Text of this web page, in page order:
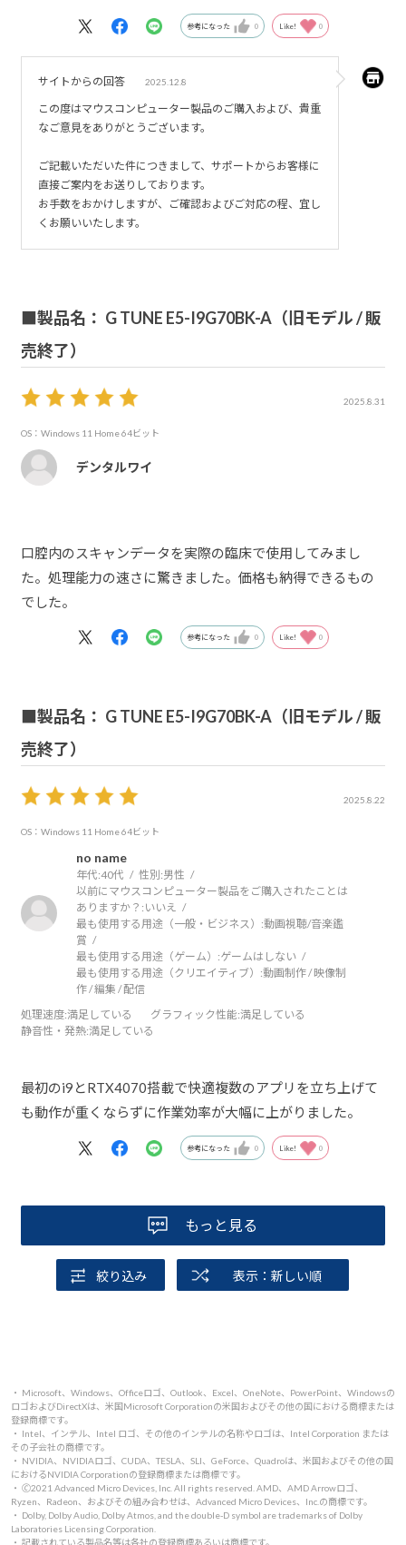
参考になった 0 Like! 0
サイトからの回答 2025.12.8
この度はマウスコンピューター製品のご購入および、貴重
なご意見をありがとうございます。
ご記載いただいた件につきまして、サポートからお客様に
直接ご案内をお送りしております。
お手数をおかけしますが、ご確認およびご対応の程、宜し
くお願いいたします。
■製品名： G TUNE E5-I9G70BK-A（旧モデル / 販
売終了）
2025.8.31
OS：Windows 11 Home 64ビット
デンタルワイ
口腔内のスキャンデータを実際の臨床で使用してみまし
た。処理能力の速さに驚きました。価格も納得できるもの
でした。
参考になった 0 Like! 0
■製品名： G TUNE E5-I9G70BK-A（旧モデル / 販
売終了）
2025.8.22
OS：Windows 11 Home 64ビット
no name
年代:40代 性別:男性
以前にマウスコンピューター製品をご購入されたことは
ありますか？: いいえ
最も使用する用途（一般・ビジネス）:動画視聴/音楽鑑
賞
最も使用する用途（ゲーム）:ゲームはしない
最も使用する用途（クリエイティブ）:動画制作 / 映像制
作 / 編集 / 配信
処理速度:満足している グラフィック性能:満足している
静音性・発熱:満足している
最初のi9とRTX4070搭載で快適複数のアプリを立ち上げて
も動作が重くならずに作業効率が大幅に上がりました。
参考になった 0 Like! 0
もっと見る
絞り込み 表示：新しい順
・ Microsoft、Windows、Officeロゴ、Outlook、Excel、OneNote、PowerPoint、Windowsの
ロゴおよびDirectXは、米国Microsoft Corporationの米国およびその他の国における商標または
登録商標です。
・ Intel、インテル、Intel ロゴ、その他のインテルの名称やロゴは、Intel Corporation または
その子会社の商標です。
・ NVIDIA、NVIDIAロゴ、CUDA、TESLA、SLI、GeForce、Quadroは、米国およびその他の国
におけるNVIDIA Corporationの登録商標または商標です。
・ 🄫2021 Advanced Micro Devices, Inc. All rights reserved. AMD、AMD Arrowロゴ、
Ryzen、Radeon、およびその組み合わせは、Advanced Micro Devices、Inc.の商標です。
・ Dolby, Dolby Audio, Dolby Atmos, and the double-D symbol are trademarks of Dolby
Laboratories Licensing Corporation.
・ 記載されている製品名等は各社の登録商標あるいは商標です。